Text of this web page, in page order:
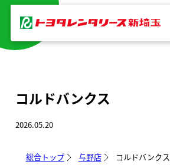
を
コルドバンクス
2026.05.20
総合トップ 与野店 コルドバンクス